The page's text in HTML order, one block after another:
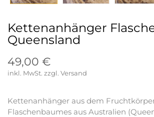
Kettenanhänger
Queensland
49,00 €
inkl. MwSt.
Kettenanhänger aus dem
Flaschenbaumes aus Australien